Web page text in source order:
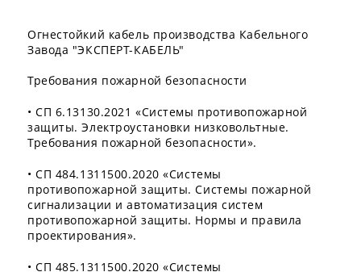
Огнестойкий кабель производства Кабельного
Завода "ЭКСПЕРТ-КАБЕЛЬ"
Требования пожарной безопасности
• СП 6.13130.2021 «Системы противопожарной
защиты. Электроустановки низковольтные.
Требования пожарной безопасности».
• СП 484.1311500.2020 «Системы
противопожарной защиты. Системы пожарной
сигнализации и автоматизация систем
противопожарной защиты. Нормы и правила
проектирования».
• СП 485.1311500.2020 «Системы